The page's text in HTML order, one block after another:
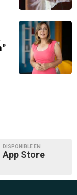
DISPONIBLE EN
App Store